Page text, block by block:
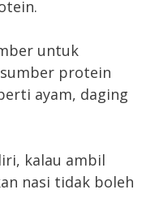
untuk
protein
ayam, daging
kalau ambil
nasi tidak boleh